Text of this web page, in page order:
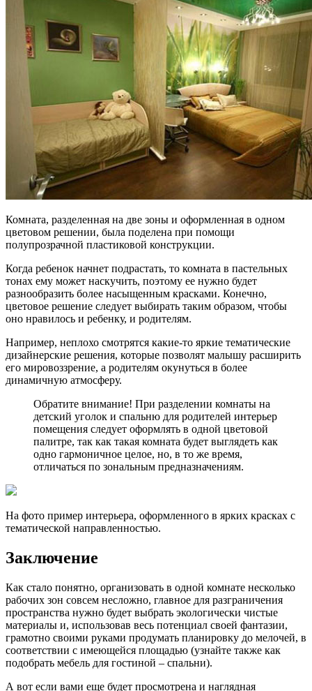
Комната, разделенная на две зоны и оформленная в одном
цветовом решении, была поделена при помощи
полупрозрачной пластиковой конструкции.
Когда ребенок начнет подрастать, то комната в пастельных
тонах ему может наскучить, поэтому ее нужно будет
разнообразить более насыщенным красками. Конечно,
цветовое решение следует выбирать таким образом, чтобы
оно нравилось и ребенку, и родителям.
Например, неплохо смотрятся какие-то яркие тематические
дизайнерские решения, которые позволят малышу расширить
его мировоззрение, а родителям окунуться в более
динамичную атмосферу.
Обратите внимание! При разделении комнаты на
детский уголок и спальню для родителей интерьер
помещения следует оформлять в одной цветовой
палитре, так как такая комната будет выглядеть как
одно гармоничное целое, но, в то же время,
отличаться по зональным предназначениям.
На фото пример интерьера, оформленного в ярких красках с
тематической направленностью.
Заключение
Как стало понятно, организовать в одной комнате несколько
рабочих зон совсем несложно, главное для разграничения
пространства нужно будет выбрать экологически чистые
материалы и, использовав весь потенциал своей фантазии,
грамотно своими руками продумать планировку до мелочей, в
соответствии с имеющейся площадью (узнайте также как
подобрать мебель для гостиной – спальни).
А вот если вами еще будет просмотрена и наглядная